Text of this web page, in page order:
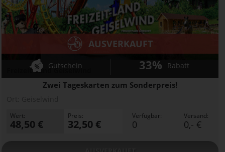
Freizeit-Land Geiselwind
Zwei Tageskarten zum Sonderpreis!
AUSVERKAUFT
Gutschein 33% Rabatt
Wert:
48,50 €
Preis:
32,50 €
Verfügbar:
0
Versand:
0,- €